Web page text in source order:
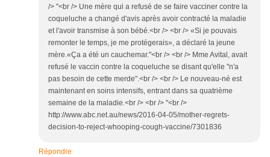
/> "<br /> Une mère qui a refusé de se faire vacciner contre la
coqueluche a changé d'avis après avoir contracté la maladie
et l'avoir transmise à son bébé.<br /> <br /> «Si je pouvais
remonter le temps, je me protégerais», a déclaré la jeune
mère.«Ça a été un cauchemar."<br /> <br /> Mme Avital, avait
refusé le vaccin contre la coqueluche se disant qu'elle "n'a
pas besoin de cette merde".<br /> <br /> Le nouveau-né est
maintenant en soins intensifs, entrant dans sa quatrième
semaine de la maladie.<br /> <br /> "<br />
http://www.abc.net.au/news/2016-04-05/mother-regrets-
decision-to-reject-whooping-cough-vaccine/7301836
Répondre